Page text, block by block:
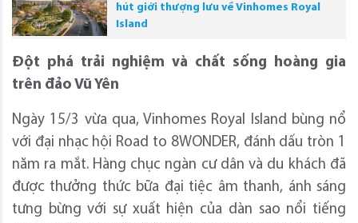
hút giới thượng lưu về Vinhomes Royal
Island
Đột phá trải nghiệm và chất sống hoàng gia
trên đảo Vũ Yên
Ngày 15/3 vừa qua, Vinhomes Royal Island bùng nổ
với đại nhạc hội Road to 8WONDER, đánh dấu tròn 1
năm ra mắt. Hàng chục ngàn cư dân và du khách đã
được thưởng thức bữa đại tiệc âm thanh, ánh sáng
tưng bừng với sự xuất hiện của dàn sao nổi tiếng